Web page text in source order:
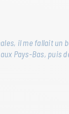
il me fallait un
Pays-Bas, puis